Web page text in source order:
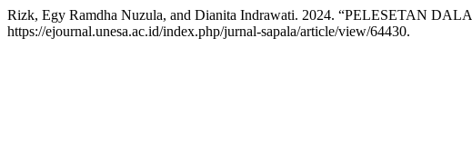
Rizk, Egy Ramdha Nuzula, and Dianita Indrawati. 2024. “PELESETAN
https://ejournal.unesa.ac.id/index.php/jurnal-sapala/article/view/64430.